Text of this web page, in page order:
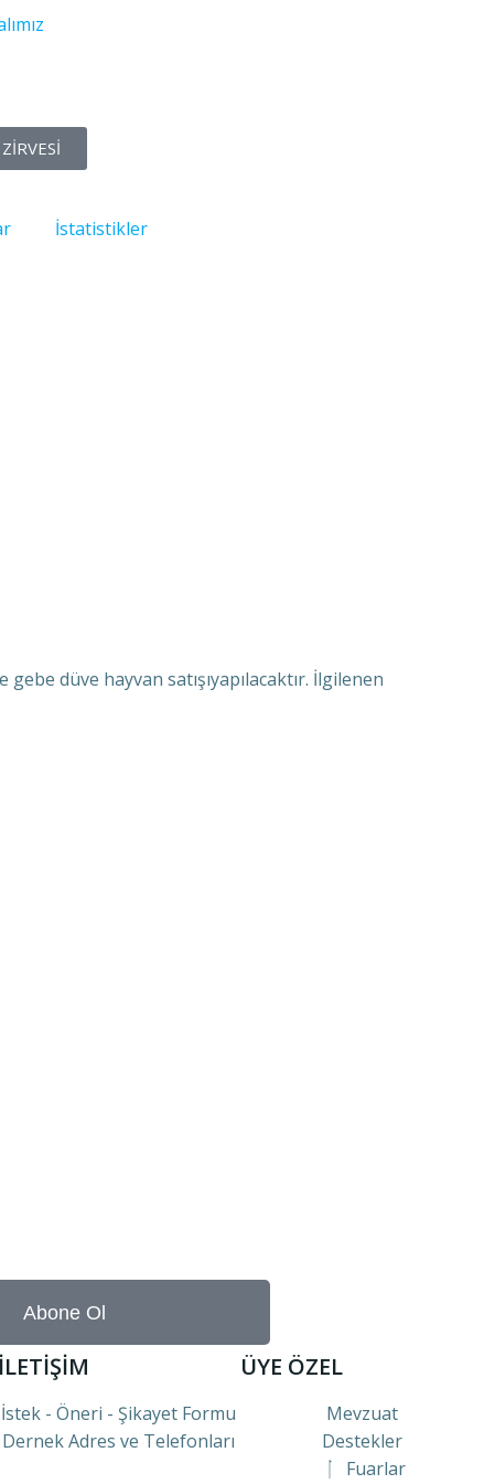
İstatistikler
düve hayvan satışıyapılacaktır. İlgilenen
Abone Ol
İLETİŞİM
İstek - Öneri - Şikayet Formu
Dernek Adres ve Telefonları
ÜYE ÖZEL
Mevzuat
Destekler
Fuarlar